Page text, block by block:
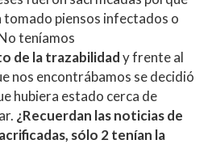
tomado piensos infectados o
teníamos
de la trazabilidady frente al
nos encontrábamos se decidió
hubiera estado cerca de
¿Recuerdan las noticias de
sólo 2 tenían la